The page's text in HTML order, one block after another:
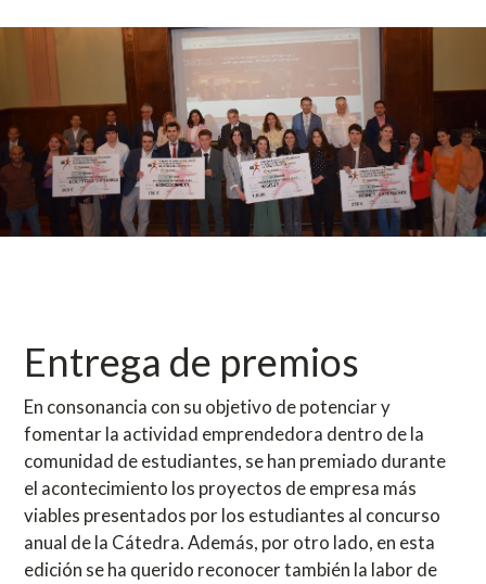
Entrega de premios
En consonancia con su objetivo de potenciar y
fomentar la actividad emprendedora dentro de la
comunidad de estudiantes, se han premiado durante
el acontecimiento los proyectos de empresa más
viables presentados por los estudiantes al concurso
anual de la Cátedra. Además, por otro lado, en esta
edición se ha querido reconocer también la labor de